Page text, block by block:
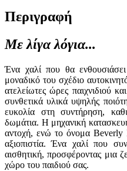
Περιγραφή
Με λίγα λόγια...
Ένα χαλί που θα
μοναδικό του σχέδιο
ατελείωτες ώρες παιχνιδιού
συνθετικά υλικά υψηλής
ευκολία στη συντήρηση,
δωμάτια. Η μηχανική
αντοχή, ενώ το όνομα Beverly
αξιοπιστία. Ένα χαλί που
αισθητική, προσφέροντας μια
χώρο του παιδιού σας.